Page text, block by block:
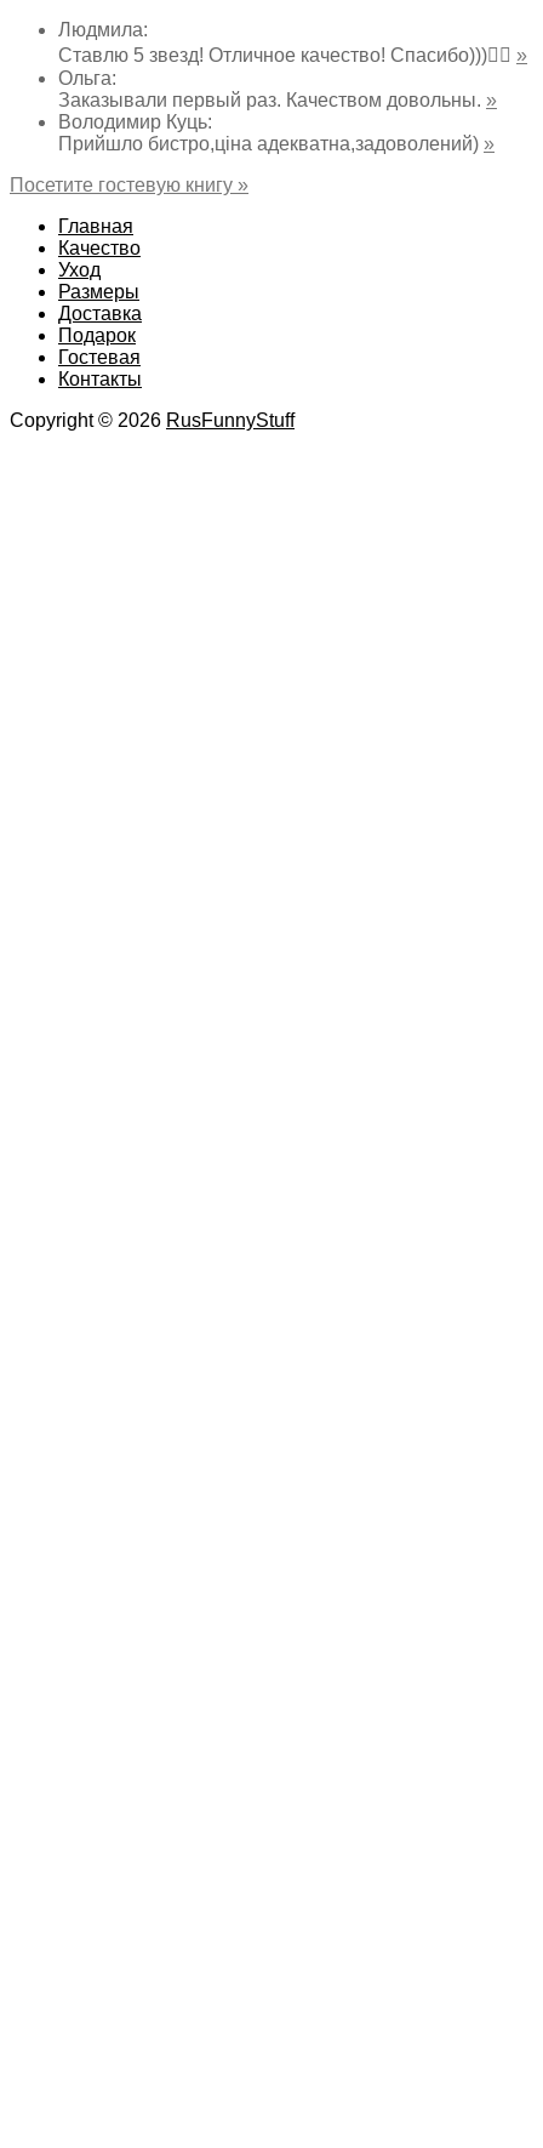
Людмила:
Ставлю 5 звезд! Отличное качество! Спасибо)))👌🏻 »
Ольга:
Заказывали первый раз. Качеством довольны. »
Володимир Куць:
Прийшло бистро,ціна адекватна,задоволений) »
Посетите гостевую книгу »
Главная
Качество
Уход
Размеры
Доставка
Подарок
Гостевая
Контакты
Copyright © 2026 RusFunnyStuff